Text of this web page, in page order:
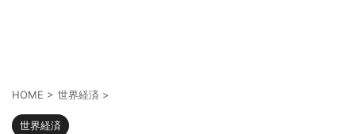
HOME > 世界経済 >
世界経済